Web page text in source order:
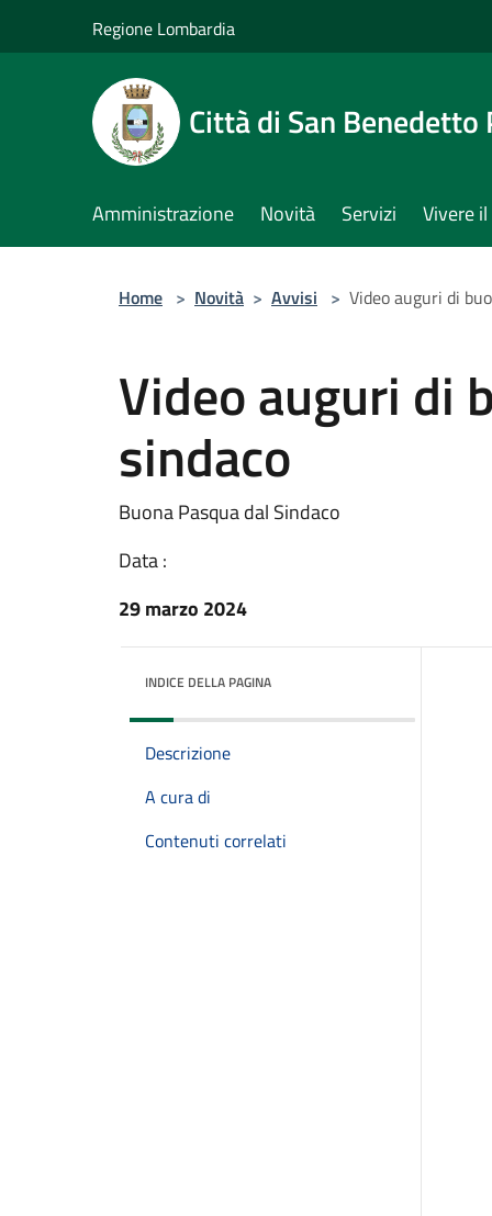
Regione Lombardia
Città di San Benedetto
Amministrazione Novità Servizi Vivere
Home > Novità > Avvisi > Video auguri di
Video auguri di
sindaco
Buona Pasqua dal Sindaco
Data :
29 marzo 2024
INDICE DELLA PAGINA
Descrizione
A cura di
Contenuti correlati